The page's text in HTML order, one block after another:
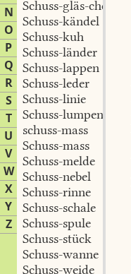
N
O
P
Q
R
S
T
U
V
W
X
Y
Z
Schuss-gläs-chen
Schuss-kändel
Schuss-kuh
Schuss-länder
Schuss-lappen
Schuss-leder
Schuss-linie
Schuss-lumpen
schuss-mass
Schuss-mass
Schuss-melde
Schuss-nebel
Schuss-rinne
Schuss-schale
Schuss-spule
Schuss-stück
Schuss-wanne
Schuss-weide